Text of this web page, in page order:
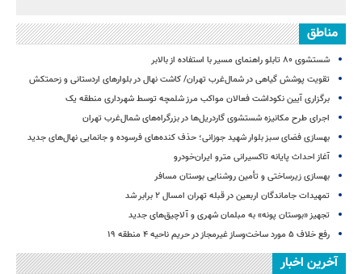
مناطق
شستشوی ۸۰ تابلو راهنمای مسیر با استفاده از بالابر
تقویت پوشش گیاهی در شمال‌غرب تهران/ کاشت نهال در بلوارهای اردستانی و زحمتکش
برگزاری آیین نکوداشت فعالان مواکب مرز شلمچه توسط شهرداری منطقه یک
اجرای طرح مکانیزه شستشوی گاردریل‌ها در بزرگراه‌های شمال‌غرب تهران
بهسازی فضای سبز بلوار شهید جوزانی؛ حذف کنده‌های فرسوده و جانمایی نهال‌های جدید
آغاز احداث پایانه تاکسیرانی مترو ایران‌خودرو
بهسازی زیرساختی و تأمین روشنایی بوستان مسافر
تمهیدات جاماندگان اربعین در قبله تهران امسال ۲ برابر شد
تجهیز «بوستان پونه» به مبلمان شهری و آلاچیق‌های جدید
رفع خلاف ۵ مورد ساخت‌وساز غیرمجاز در حریم ناحیه ۴ منطقه ۱۹
آخرین اخبار